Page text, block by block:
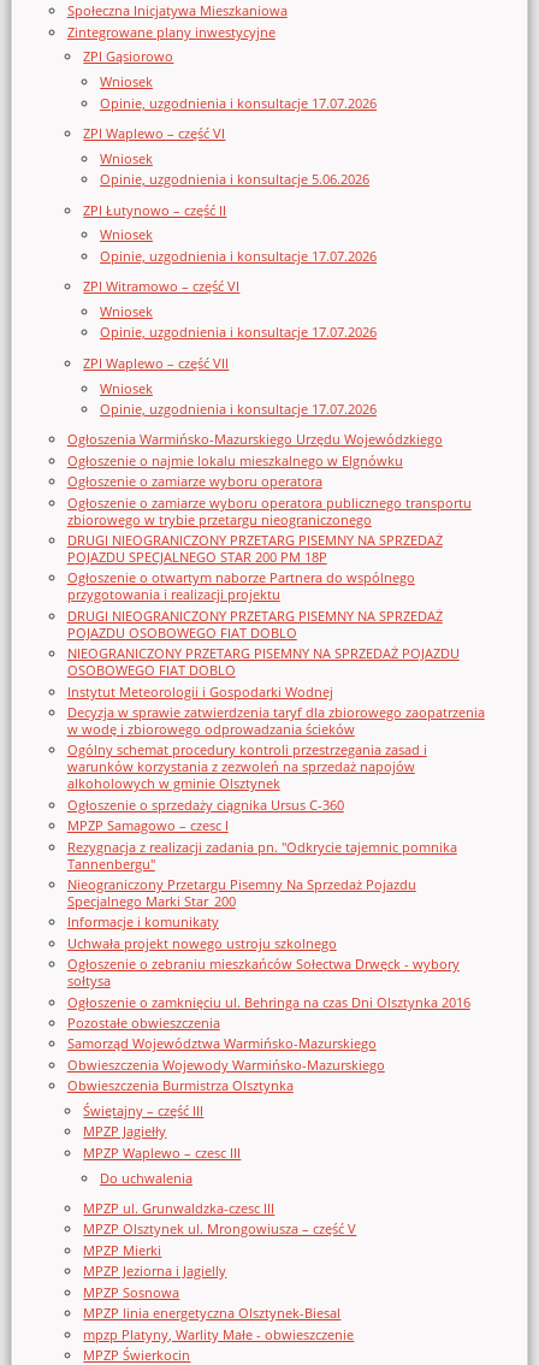
Społeczna Inicjatywa Mieszkaniowa
Zintegrowane plany inwestycyjne
ZPI Gąsiorowo
Wniosek
Opinie, uzgodnienia i konsultacje 17.07.2026
ZPI Waplewo – część VI
Wniosek
Opinie, uzgodnienia i konsultacje 5.06.2026
ZPI Łutynowo – część II
Wniosek
Opinie, uzgodnienia i konsultacje 17.07.2026
ZPI Witramowo – część VI
Wniosek
Opinie, uzgodnienia i konsultacje 17.07.2026
ZPI Waplewo – część VII
Wniosek
Opinie, uzgodnienia i konsultacje 17.07.2026
Ogłoszenia Warmińsko-Mazurskiego Urzędu Wojewódzkiego
Ogłoszenie o najmie lokalu mieszkalnego w Elgnówku
Ogłoszenie o zamiarze wyboru operatora
Ogłoszenie o zamiarze wyboru operatora publicznego transportu
zbiorowego w trybie przetargu nieograniczonego
DRUGI NIEOGRANICZONY PRZETARG PISEMNY NA SPRZEDAŻ
POJAZDU SPECJALNEGO STAR 200 PM 18P
Ogłoszenie o otwartym naborze Partnera do wspólnego
przygotowania i realizacji projektu
DRUGI NIEOGRANICZONY PRZETARG PISEMNY NA SPRZEDAŻ
POJAZDU OSOBOWEGO FIAT DOBLO
NIEOGRANICZONY PRZETARG PISEMNY NA SPRZEDAŻ POJAZDU
OSOBOWEGO FIAT DOBLO
Instytut Meteorologii i Gospodarki Wodnej
Decyzja w sprawie zatwierdzenia taryf dla zbiorowego zaopatrzenia
w wodę i zbiorowego odprowadzania ścieków
Ogólny schemat procedury kontroli przestrzegania zasad i
warunków korzystania z zezwoleń na sprzedaż napojów
alkoholowych w gminie Olsztynek
Ogłoszenie o sprzedaży ciągnika Ursus C-360
MPZP Samagowo – czesc I
Rezygnacja z realizacji zadania pn. "Odkrycie tajemnic pomnika
Tannenbergu"
Nieograniczony Przetargu Pisemny Na Sprzedaż Pojazdu
Specjalnego Marki Star_200
Informacje i komunikaty
Uchwała projekt nowego ustroju szkolnego
Ogłoszenie o zebraniu mieszkańców Sołectwa Drwęck - wybory
sołtysa
Ogłoszenie o zamknięciu ul. Behringa na czas Dni Olsztynka 2016
Pozostałe obwieszczenia
Samorząd Województwa Warmińsko-Mazurskiego
Obwieszczenia Wojewody Warmińsko-Mazurskiego
Obwieszczenia Burmistrza Olsztynka
Świętajny – część III
MPZP Jagiełły
MPZP Waplewo – czesc III
Do uchwalenia
MPZP ul. Grunwaldzka-czesc III
MPZP Olsztynek ul. Mrongowiusza – część V
MPZP Mierki
MPZP Jeziorna i Jagielly
MPZP Sosnowa
MPZP linia energetyczna Olsztynek-Biesal
mpzp Platyny, Warlity Małe - obwieszczenie
MPZP Świerkocin